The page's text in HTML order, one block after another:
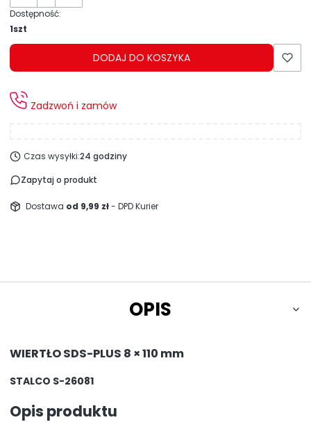
Dostępność:
1szt
DODAJ DO KOSZYKA
Zadzwoń i zamów
Czas wysyłki:24 godziny
Zapytaj o produkt
Dostawa od 9,99 zł- DPD Kurier
OPIS
WIERTŁO SDS-PLUS 8 × 110 mm
STALCO S-26081
Opis produktu